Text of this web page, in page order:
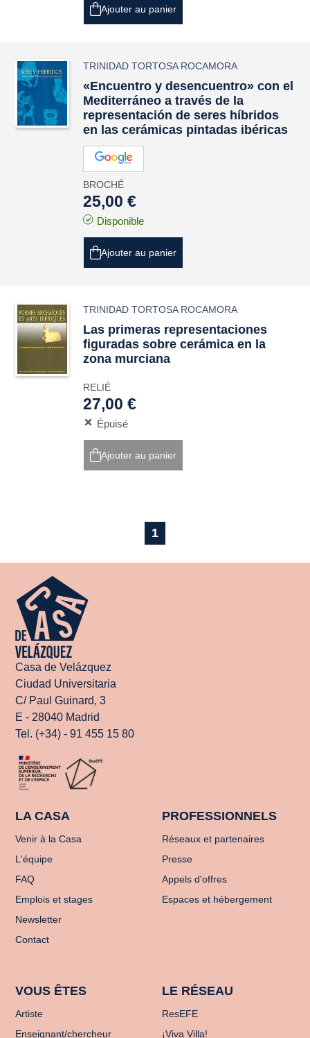
Ajouter au panier
TRINIDAD TORTOSA ROCAMORA
«Encuentro y desencuentro» con el
Mediterráneo a través de la
representación de seres híbridos
en las cerámicas pintadas ibéricas
BROCHÉ
25,00 €
Disponible
Ajouter au panier
TRINIDAD TORTOSA ROCAMORA
Las primeras representaciones
figuradas sobre cerámica en la
zona murciana
RELIÉ
27,00 €
Épuisé
Ajouter au panier
1
Casa de Velázquez
Ciudad Universitaria
C/ Paul Guinard, 3
E - 28040 Madrid
Tel. (+34) - 91 455 15 80
LA CASA
Venir à la Casa
L'équipe
FAQ
Emplois et stages
Newsletter
Contact
PROFESSIONNELS
Réseaux et partenaires
Presse
Appels d'offres
Espaces et hébergement
VOUS ÊTES
Artiste
Enseignant/chercheur
LE RÉSEAU
ResEFE
¡Viva Villa!